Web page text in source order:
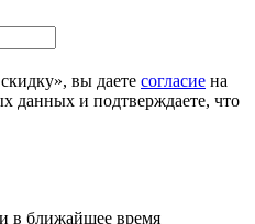
вы даете согласие на
данных и подтверждаете, что
в ближайшее время